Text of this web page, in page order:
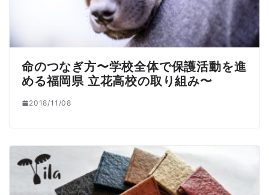
命のつなぎ方〜学校全体で保護活動を進
める福岡県 立花高校の取り組み〜
2018/11/08